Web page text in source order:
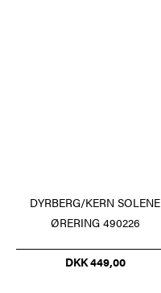
DYRBERG/KERN SOLENE
ØRERING 490226
DKK 449,00